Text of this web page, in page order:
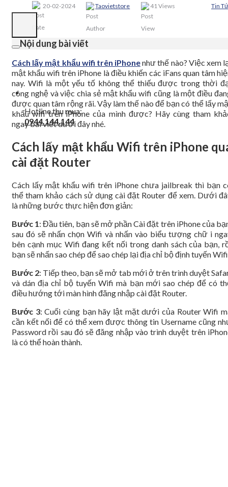
Hotline thu mua:
0944.144.144
20-02-2024 Taovietstore 41 Views Tin
Nội dung bài viết
Cách lấy mật khẩu wifi trên iPhonenhư thế nào? Việc xem
mật khẩu wifi trên iPhone là điều khiến các iFans quan tâm
nay. Wifi là một yếu tố không thể thiếu được trong thời
công nghệ và việc chia sẻ mật khẩu wifi cũng là một điều
được quan tâm rộng rãi. Vậy làm thế nào để bạn có thể lấy
khẩu wifi trên iPhone của mình được? Hãy cùng tham
ngay bài viết dưới đây nhé.
Cách lấy mật khẩu Wifi trên iPhone
cài đặt Router
Cách lấy mật khẩu wifi trên iPhone chưa jailbreak thì bạn
thể tham khảo cách sử dụng cài đặt Router để xem. Dưới
là những bước thực hiện đơn giản:
Bước 1 : Đầu tiên, bạn sẽ mở phần Cài đặt trên iPhone của
sau đó sẽ nhấn chọn Wifi và nhấn vào biểu tượng chữ i
bên cạnh mục Wifi đang kết nối trong danh sách của bạn,
bạn sẽ nhấn sao chép để sao chép lại địa chỉ bộ định tuyến
Bước 2: Tiếp theo, bạn sẽ mở tab mới ở trên trình duyệt
và dán địa chỉ bộ tuyến Wifi mà bạn mới sao chép để có
điều hướng tới màn hình đăng nhập cài đặt Router.
Bước 3: Cuối cùng bạn hãy lật mặt dưới của Router Wifi
cần kết nối để có thể xem được thông tin Username cũng
Password rồi sau đó sẽ đăng nhập vào trình duyệt trên
là có thể hoàn thành.